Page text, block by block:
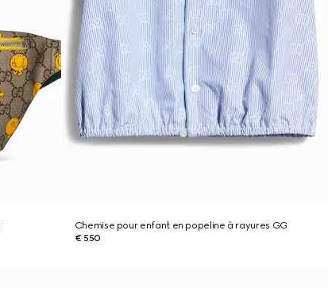
Chemise pour enfant en popeline à rayures GG
€ 550